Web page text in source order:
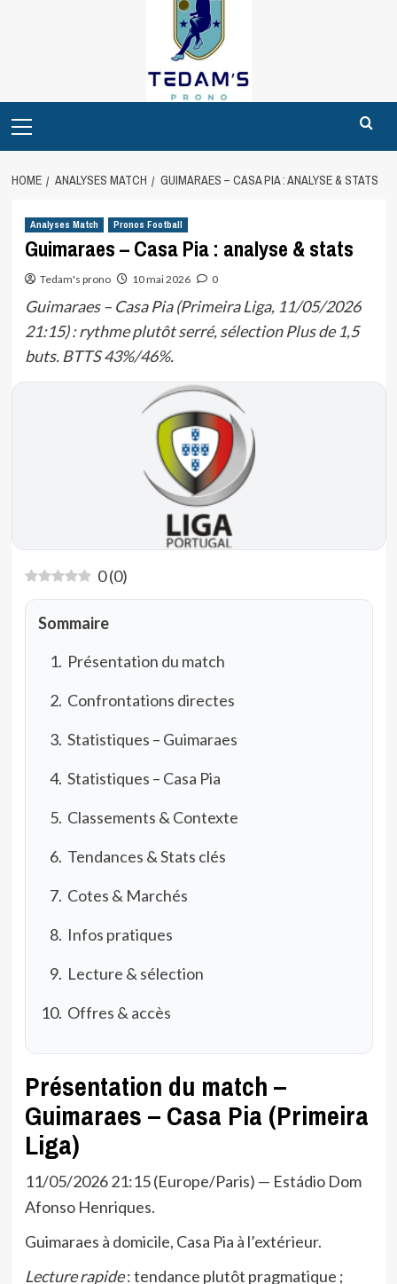
Menu
HOME ANALYSES MATCH GUIMARAES – CASA PIA : ANALYSE & STATS
Analyses Match Pronos Football
Guimaraes – Casa Pia : analyse & stats
Tedam's prono 10 mai 2026 0
Guimaraes – Casa Pia (Primeira Liga, 11/05/2026
21:15) : rythme plutôt serré, sélection Plus de 1,5
buts. BTTS 43%/46%.
0(0)
Sommaire
Présentation du match
Confrontations directes
Statistiques – Guimaraes
Statistiques – Casa Pia
Classements & Contexte
Tendances & Stats clés
Cotes & Marchés
Infos pratiques
Lecture & sélection
Offres & accès
Présentation du match –
Guimaraes – Casa Pia (Primeira
Liga)
11/05/2026 21:15 (Europe/Paris) — Estádio Dom
Afonso Henriques.
Guimaraes à domicile, Casa Pia à l’extérieur.
Lecture rapide: tendance plutôt pragmatique ;